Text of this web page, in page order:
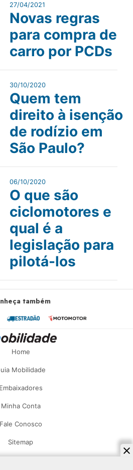
27/04/2021
Novas regras
para compra de
carro por PCDs
30/10/2020
Quem tem
direito à isenção
de rodízio em
São Paulo?
06/10/2020
O que são
ciclomotores e
qual é a
legislação para
pilotá-los
também
Home
Mobilidade
Embaixadores
Minha Conta
Fale Conosco
Sitemap